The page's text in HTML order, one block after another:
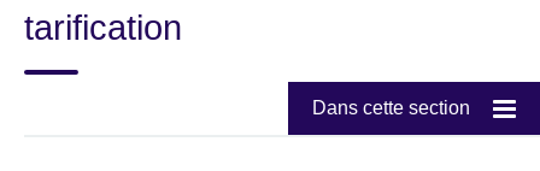
tarification
Dans cette section